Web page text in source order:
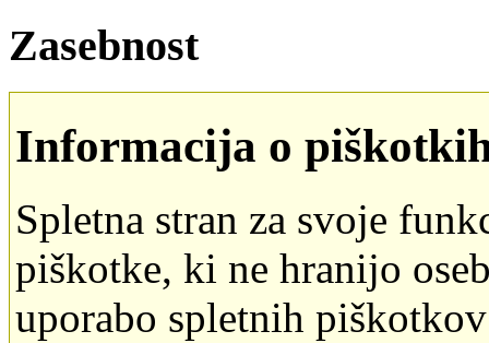
Zasebnost
Informacija o
Spletna stran za svoje
piškotke, ki ne hranijo
uporabo spletnih